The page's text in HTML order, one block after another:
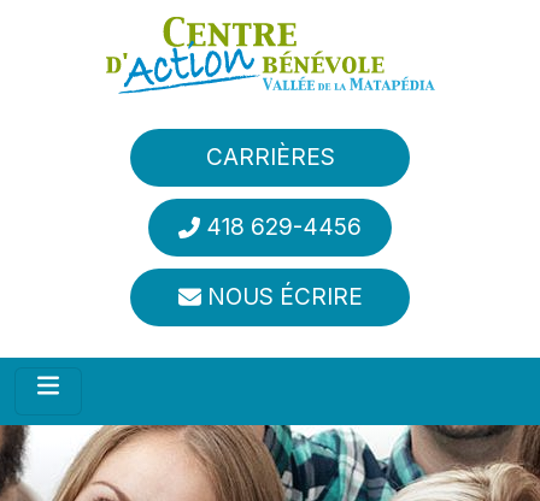
Aller au contenu principal
CARRIÈRES
418 629-4456
NOUS ÉCRIRE